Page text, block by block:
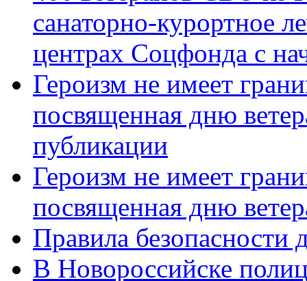
санаторно-курортное
центрах Соцфонда с
Героизм не имеет
посвященная дню
публикации
Героизм не имеет
посвященная дню
Правила безопасности
В Новороссийске